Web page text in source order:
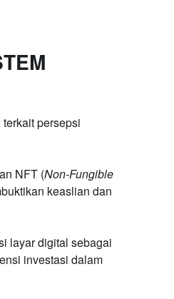
persepsi
NFT (Non-Fungible
keaslian dan
layar digital sebagai
investasi dalam